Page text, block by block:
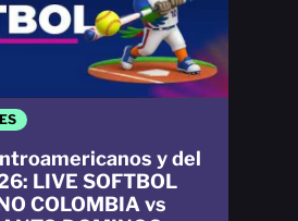
y del
LIVE SOFTBOL
COLOMBIA vs